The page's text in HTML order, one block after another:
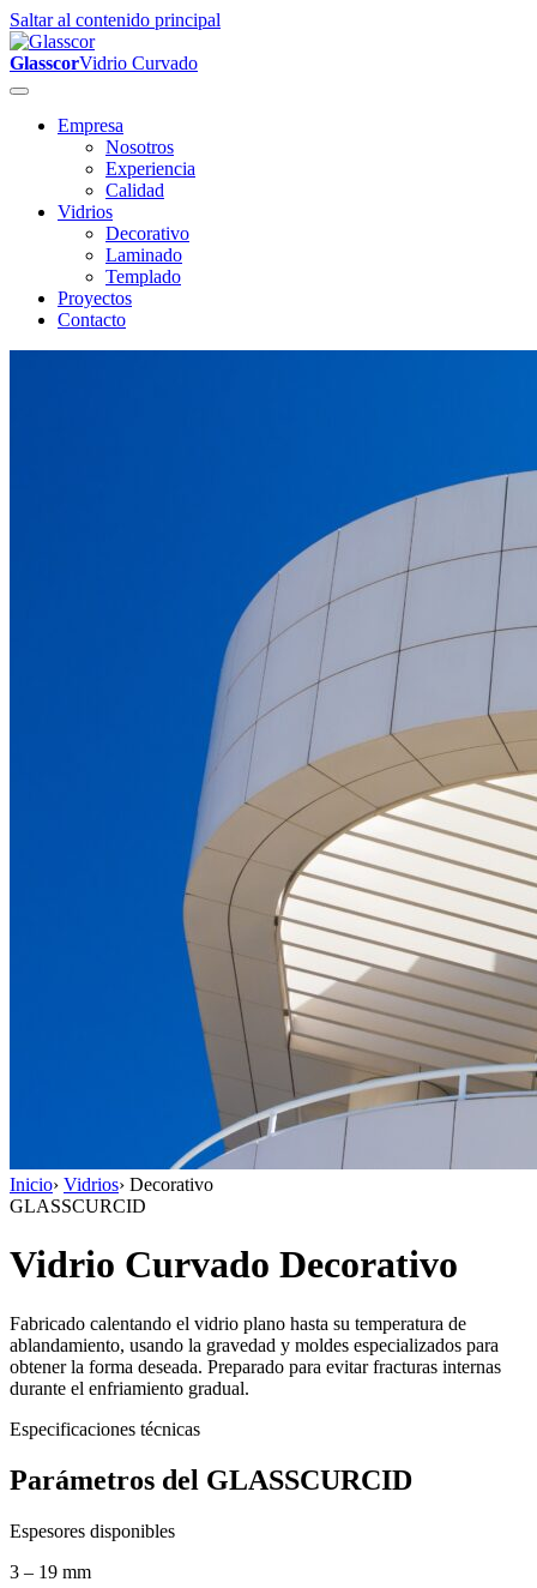
Saltar al contenido principal
GlasscorVidrio Curvado
Empresa
Nosotros
Experiencia
Calidad
Vidrios
Decorativo
Laminado
Templado
Proyectos
Contacto
Inicio› Vidrios› Decorativo
GLASSCURCID
Vidrio Curvado Decorativo
Fabricado calentando el vidrio plano hasta su temperatura de
ablandamiento, usando la gravedad y moldes especializados para
obtener la forma deseada. Preparado para evitar fracturas internas
durante el enfriamiento gradual.
Especificaciones técnicas
Parámetros del GLASSCURCID
Espesores disponibles
3 – 19 mm